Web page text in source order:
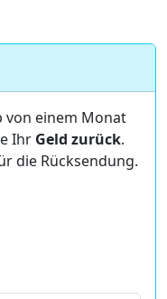
von einem Monat
Ihr Geld zurück.
die Rücksendung.